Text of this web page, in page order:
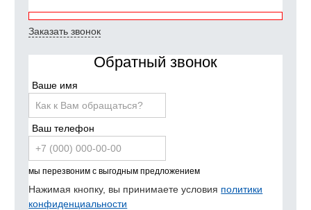
Заказать звонок
Обратный звонок
Ваше имя
Ваш телефон
мы перезвоним с выгодным предложением
Нажимая кнопку, вы принимаете условия политики
конфиденциальности